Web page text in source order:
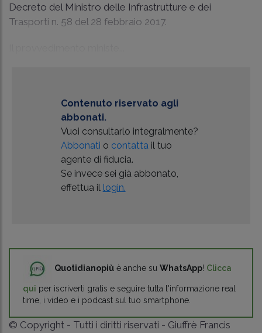
Decreto del Ministro delle Infrastrutture e dei
Trasporti n. 58 del 28 febbraio 2017.
Contenuto riservato agli
abbonati.
Vuoi consultarlo integralmente?
Abbonati o contatta il tuo
agente di fiducia.
Se invece sei già abbonato,
effettua il login.
Quotidianopiù è anche su WhatsApp! Clicca
qui per iscriverti gratis e seguire tutta l'informazione real
time, i video e i podcast sul tuo smartphone.
© Copyright - Tutti i diritti riservati - Giuffrè Francis